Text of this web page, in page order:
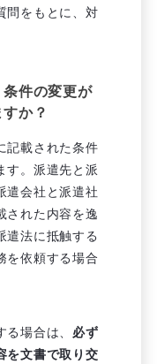
問をもとに、対
件の変更が
か？
記載された条件
す。派遣先と派
遣会社と派遣社
された内容を逸
遣法に抵触する
を依頼する場合
場合は、 必ず
を文書で取り交